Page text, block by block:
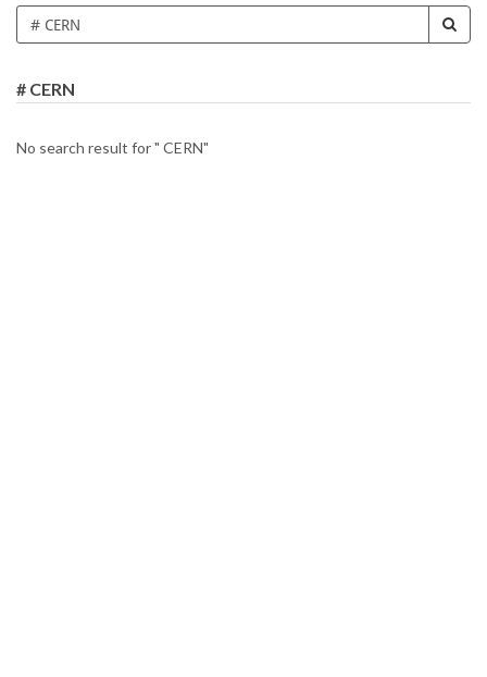
# CERN
No search result for " CERN"